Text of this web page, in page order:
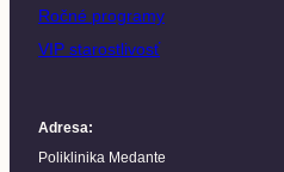
Ročné programy
VIP starostlivosť
Adresa:
Poliklinika Medante